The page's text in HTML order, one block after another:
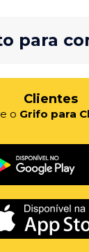
para
Clientes
o Grifo para